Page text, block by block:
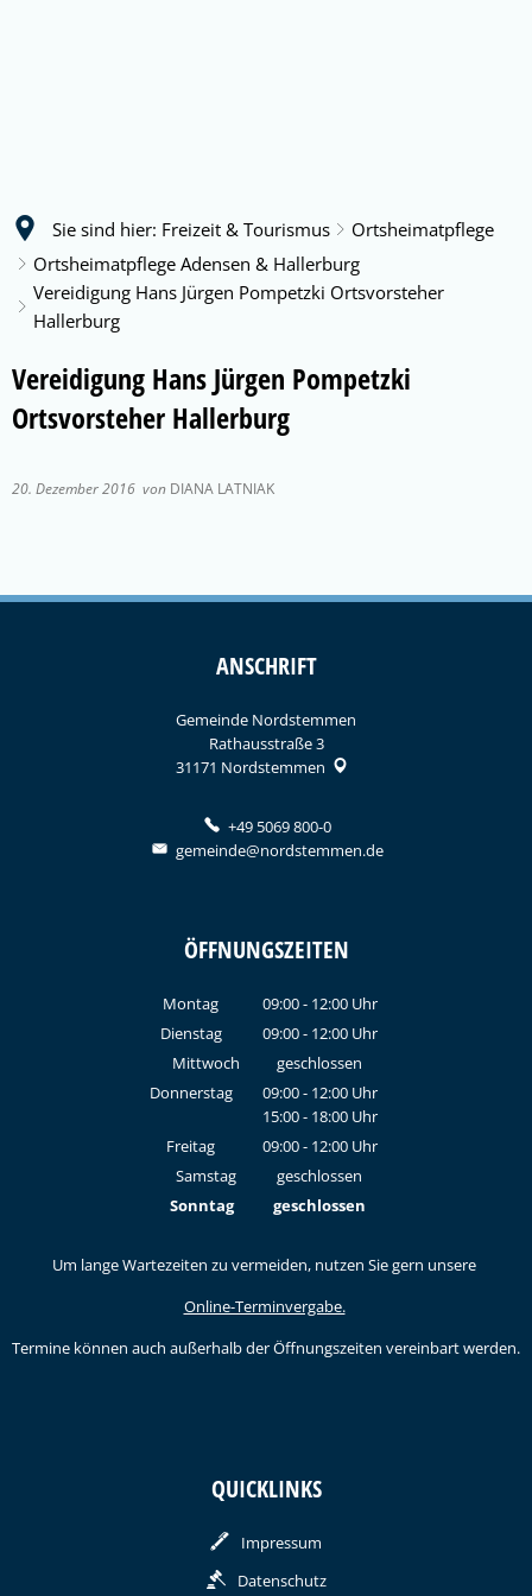
Sie sind hier: Freizeit & Tourismus
Ortsheimatpflege
Ortsheimatpflege Adensen & Hallerburg
Vereidigung Hans Jürgen Pompetzki Ortsvorsteher
Hallerburg
Vereidigung Hans Jürgen Pompetzki
Ortsvorsteher Hallerburg
20. Dezember 2016 von DIANA LATNIAK
ANSCHRIFT
Gemeinde Nordstemmen
Rathausstraße 3
31171 Nordstemmen
+49 5069 800-0
gemeinde@nordstemmen.de
ÖFFNUNGSZEITEN
Montag 09:00- 12:00Uhr
Von 09:00 bis 12:00 Uhr
Dienstag 09:00- 12:00Uhr
Von 09:00 bis 12:00 Uhr
Mittwoch
geschlossen
Donnerstag
09:00- 12:00Uhr
Von 09:00 bis 12:00 Uhr
15:00- 18:00Uhr
Von 15:00 bis 18:00 Uhr
Freitag 09:00- 12:00Uhr
Von 09:00 bis 12:00 Uhr
Samstag
geschlossen
Sonntag
geschlossen
Um lange Wartezeiten zu vermeiden, nutzen Sie gern unsere
Online-Terminvergabe.
Termine können auch außerhalb der Öffnungszeiten vereinbart werden.
QUICKLINKS
Impressum
Datenschutz